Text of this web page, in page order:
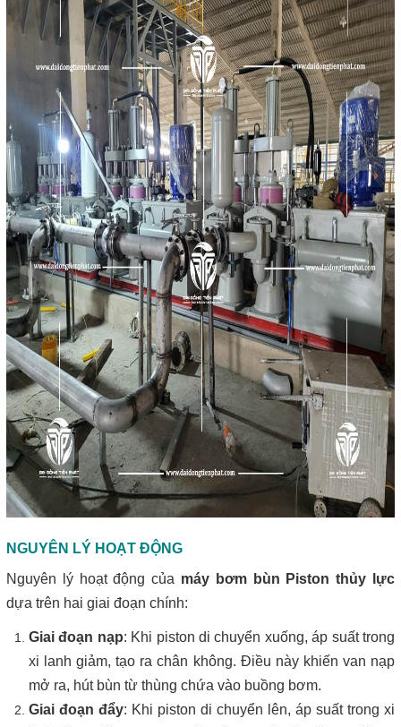
NGUYÊN LÝ HOẠT ĐỘNG
Nguyên lý hoạt động của máy bơm bùn Piston thủy lực
dựa trên hai giai đoạn chính:
Giai đoạn nạp: Khi piston di chuyển xuống, áp suất trong
xi lanh giảm, tạo ra chân không. Điều này khiến van nạp
mở ra, hút bùn từ thùng chứa vào buồng bơm.
Giai đoạn đẩy: Khi piston di chuyển lên, áp suất trong xi